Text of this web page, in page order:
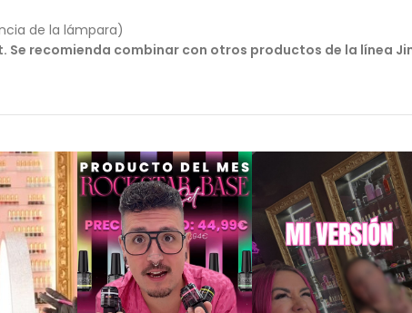
de la lámpara)
recomienda combinar con otros productos de la línea